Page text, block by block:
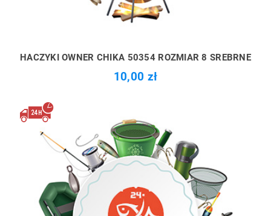
HACZYKI OWNER CHIKA 50354 ROZMIAR 8 SREBRNE
10,00 zł